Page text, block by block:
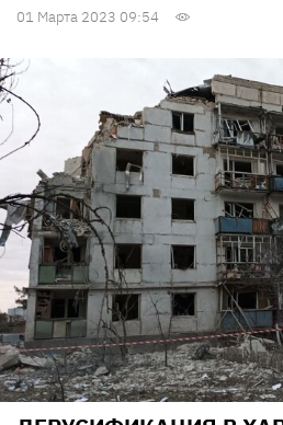
01 Марта 2023 09:54